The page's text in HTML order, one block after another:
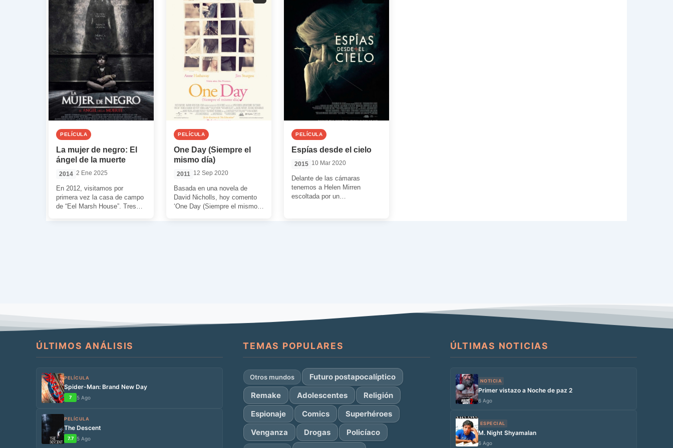
PELÍCULA
La mujer de negro: El
ángel de la muerte
2014 2 Ene 2025
En 2012, visitamos por
primera vez la casa de campo
de “Eel Marsh House”. Tres
PELÍCULA
One Day (Siempre el
mismo día)
2011 12 Sep 2020
Basada en una novela de
David Nicholls, hoy comento
‘One Day (Siempre el mismo
PELÍCULA
Espías desde el cielo
2015 10 Mar 2020
Delante de las cámaras
tenemos a Helen Mirren
escoltada por un
ÚLTIMOS ANÁLISIS
PELÍCULA
Spider-Man: Brand New Day
7 5 Ago
PELÍCULA
The Descent
7.7 5 Ago
TEMAS POPULARES
Otros mundos
Futuro postapocalíptico
Remake
Adolescentes
Religión
Espionaje
Comics
Superhéroes
Venganza
Drogas Policíaco
ÚLTIMAS NOTICIAS
NOTICIA
Primer vistazo a Noche de paz 2
6 Ago
ESPECIAL
M. Night Shyamalan
6 Ago